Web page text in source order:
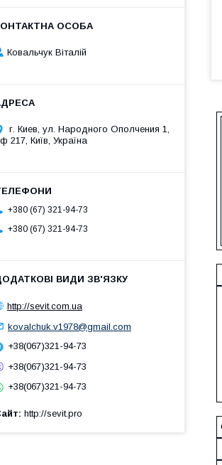
Ковальчук Віталій
г. Киев, ул. Народного Ополчения 1,
217, Київ, Україна
+380 (67) 321-94-73
+380 (67) 321-94-73
http://sevit.com.ua
kovalchuk.v1978@gmail.com
+38(067)321-94-73
+38(067)321-94-73
+38(067)321-94-73
http://sevit.pro